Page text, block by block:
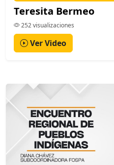
Teresita Bermeo
252 visualizaciones
Ver Video